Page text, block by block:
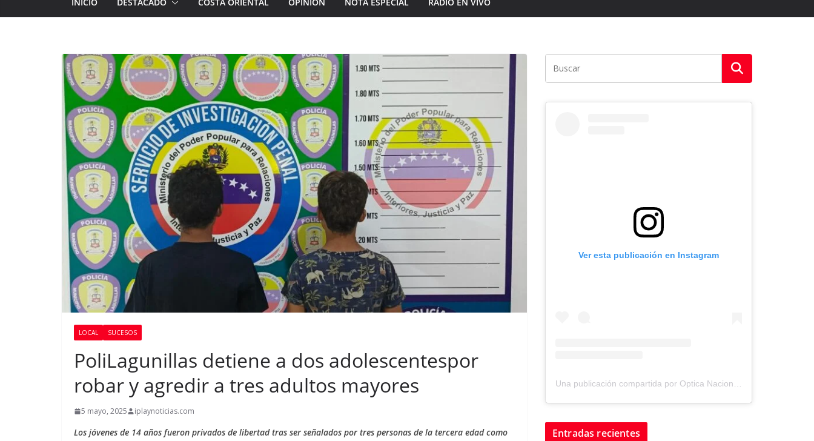
LOCAL SUCESOS
PoliLagunillas detiene a dos adolescentespor
robar y agredir a tres adultos mayores
5 mayo, 2025 iplaynoticias.com
Los jóvenes de 14 años fueron privados de libertad tras ser señalados por tres personas de la tercera edad como
Ver esta publicación en Instagram
Una publicación compartida por Optica Nacional ® (@tuopticanacional)
Entradas recientes